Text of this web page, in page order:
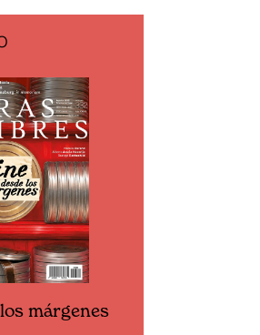
márgenes